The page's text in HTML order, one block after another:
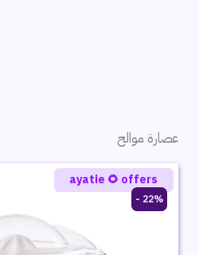
عصارة موالح
22% -
ayatie 🌻 offers